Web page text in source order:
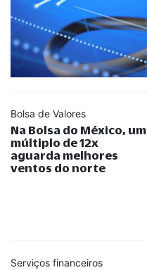
Bolsa de Valores
Na Bolsa do México, um
múltiplo de 12x
aguarda melhores
ventos do norte
Serviços financeiros